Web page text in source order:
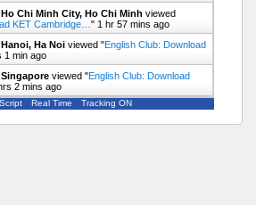
Ho Chi Minh City, Ho Chi Minh viewed
KET Cambridge… " 1 hr 57 mins ago
Hanoi, Ha Noi viewed "English Club: Download
1 min ago
Singapore viewed "English Club: Download
2 mins ago
Real Time Tracking ON